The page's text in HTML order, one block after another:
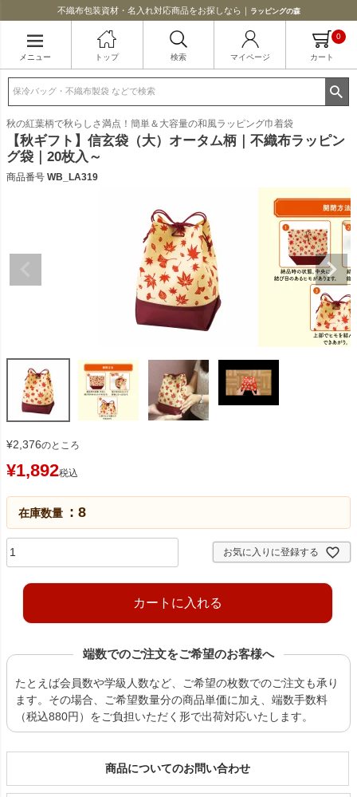
不織布包装資材・名入れ対応商品をお探しなら｜ ラッピングの森
メニュー トップ 検索 マイページ カート
0
秋の紅葉柄で秋らしさ満点！簡単＆大容量の和風ラッピング巾着袋
【秋ギフト】信玄袋（大）オータム柄｜不織布ラッピン
グ袋｜20枚入～
商品番号 WB_LA319
¥2,376のところ
¥1,892税込
在庫数量 8
お気に入りに登録する
カートに入れる
端数でのご注文をご希望のお客様へ
たとえば会員数や学級人数など、ご希望の枚数でのご注文も承り
ます。その場合、ご希望数量分の商品単価に加え、端数手数料
（税込880円）をご負担いただく形で出荷対応いたします。
商品についてのお問い合わせ